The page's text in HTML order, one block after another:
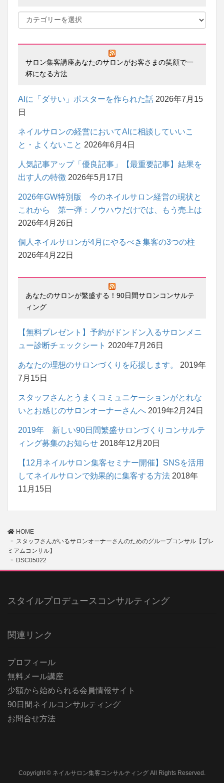
サロン集客講座あなたのサロンがお客さまの笑顔で一
杯になる方法
AIに「ダサい」ポスターを作られた話 2026年7月15
日
ネイルサロンの経営においてAIに相談していいこ
と・よくないこと 2026年6月4日
人気記事アップ「優良記事」【最重要記事】結果を
出す人の特徴 2026年5月17日
2026年GW特別版 今のネイルサロン経営の現状と
これから 第一弾：ノウハウだけでは、もう売上は
2026年4月26日
個人ネイルサロンが4月にやるべき集客の3つの柱
2026年4月22日
あなたのサロンが繁盛する！90日間サロンコンサルテ
ィング
【無料プレゼント】予約がドンドン入るサロンメニ
ュー診断チェックシート 2020年7月26日
あなたの理想のサロンづくりを応援します。
2019年
7月15日
スタッフさんとうまくコミュニケーションがとれな
いとお感じのサロンオーナーさんへ 2019年2月24日
2019年 新しい90日間繁盛サロンづくりコンサルテ
ィング募集のお知らせ 2018年12月20日
【12月ネイルサロン集客セミナー開催】SNSを活用
してネイルサロンで効果的に集客する方法 2018年
11月15日
HOME
スタッフさんがいるサロンオーナーさんのためのグループコンサル【プレ
ミアムコンサル】
DSC05022
スタイルプロデュースコンサルティング
関連リンク
プロフィール
無料メール講座
少額から始められる会員情報サイト
90日間ネイルコンサルティング
お問合せ方法
Copyright © ネイルサロン集客コンサルティング All Rights Reserved.